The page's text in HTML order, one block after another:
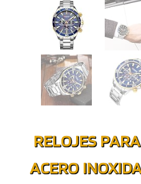
RELOJES
ACERO